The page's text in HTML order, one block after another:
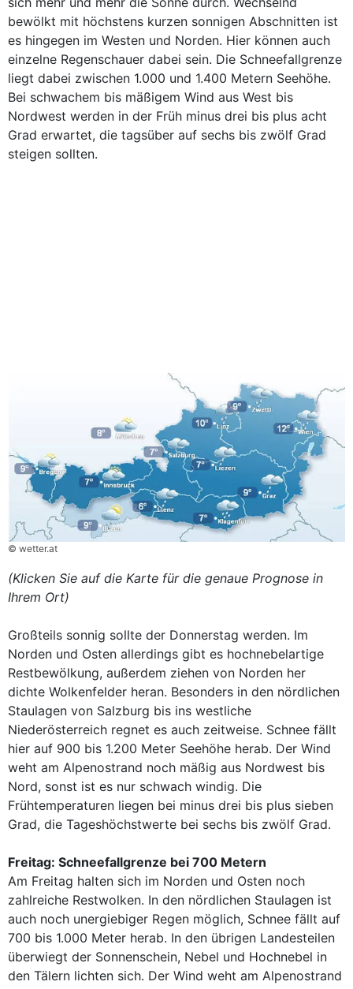
bewölkt mit höchstens kurzen sonnigen Abschnitten ist
es hingegen im Westen und Norden. Hier können auch
einzelne Regenschauer dabei sein. Die Schneefallgrenze
liegt dabei zwischen 1.000 und 1.400 Metern Seehöhe.
Bei schwachem bis mäßigem Wind aus West bis
Nordwest werden in der Früh minus drei bis plus acht
Grad erwartet, die tagsüber auf sechs bis zwölf Grad
steigen sollten.
© wetter.at
(Klicken Sie auf die Karte für die genaue Prognose in
Ihrem Ort)
Großteils sonnig sollte der Donnerstag werden. Im
Norden und Osten allerdings gibt es hochnebelartige
Restbewölkung, außerdem ziehen von Norden her
dichte Wolkenfelder heran. Besonders in den nördlichen
Staulagen von Salzburg bis ins westliche
Niederösterreich regnet es auch zeitweise. Schnee fällt
hier auf 900 bis 1.200 Meter Seehöhe herab. Der Wind
weht am Alpenostrand noch mäßig aus Nordwest bis
Nord, sonst ist es nur schwach windig. Die
Frühtemperaturen liegen bei minus drei bis plus sieben
Grad, die Tageshöchstwerte bei sechs bis zwölf Grad.
Freitag: Schneefallgrenze bei 700 Metern
Am Freitag halten sich im Norden und Osten noch
zahlreiche Restwolken. In den nördlichen Staulagen ist
auch noch unergiebiger Regen möglich, Schnee fällt auf
700 bis 1.000 Meter herab. In den übrigen Landesteilen
überwiegt der Sonnenschein, Nebel und Hochnebel in
den Tälern lichten sich. Der Wind weht am Alpenostrand